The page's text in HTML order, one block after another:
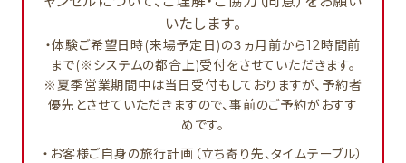
いたします。
・体験ご希望日時(来場予定日)の３ヵ月前から12時間前
まで(※システムの都合上)受付をさせていただきます。
※夏季営業期間中は当日受付もしておりますが、予約者
優先とさせていただきますので、事前のご予約がおすす
めです。
・お客様ご自身の旅行計画（立ち寄り先、タイムテーブル）